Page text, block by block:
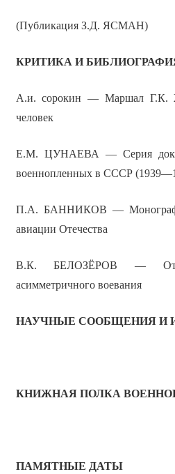
(Публикация З.Д. ЯСМАН)
КРИТИКА И
А.и. сорокин — Маршал Г.К.
человек
Е.М. ЦУНАЕВА — Серия
военнопленных в СССР
П.А. БАННИКОВ —
авиации Отечества
В.К. БЕЛОЗЁРОВ —
асимметричного воевания
НАУЧНЫЕ СООБЩЕНИЯ И
КНИЖНАЯ ПОЛКА
ПАМЯТНЫЕ ДАТЫ